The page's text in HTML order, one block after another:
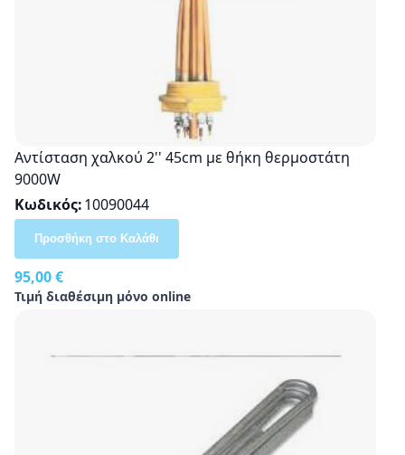
Αντίσταση χαλκού 2'' 45cm με θήκη θερμοστάτη
9000W
Κωδικός 10090044
95,00 €
Τιμή διαθέσιμη μόνο online
Προσθήκη στο Καλάθι